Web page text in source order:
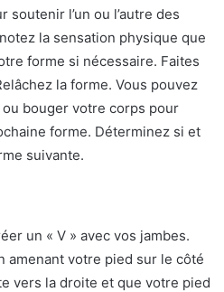
l’un ou l’autre des
la sensation physique que
forme si nécessaire. Faites
la forme. Vous pouvez
bouger votre corps pour
forme. Déterminez si et
suivante.
un « V » avec vos jambes.
amenant votre pied sur le côté
vers la droite et que votre pied